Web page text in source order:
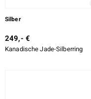
Silber
249,- €
Kanadische Jade-Silberring